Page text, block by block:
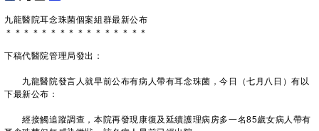
九龍醫院耳念珠菌個案組群最新公布
＊ ＊ ＊ ＊ ＊ ＊ ＊ ＊ ＊ ＊ ＊ ＊ ＊ ＊ ＊ ＊
下稿代醫院管理局發出：
九龍醫院發言人就早前公布有病人帶有耳念珠菌，今日（七月八日）有以
下最新公布：
經接觸追蹤調查，本院再發現康復及延續護理病房多一名85歲女病人帶有